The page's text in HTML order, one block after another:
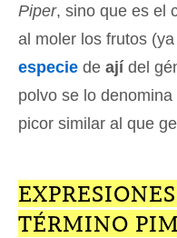
Piper, sino que es el
al moler los frutos
especie de ajídel
polvo se lo
picor similar al que
TÉRMINO